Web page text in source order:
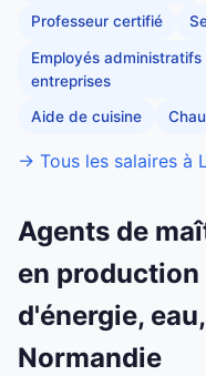
Professeur certifié
Employés
entreprises
Aide de cuisine
→ Tous les salaires à
Agents de
en
d'énergie,
Normandie